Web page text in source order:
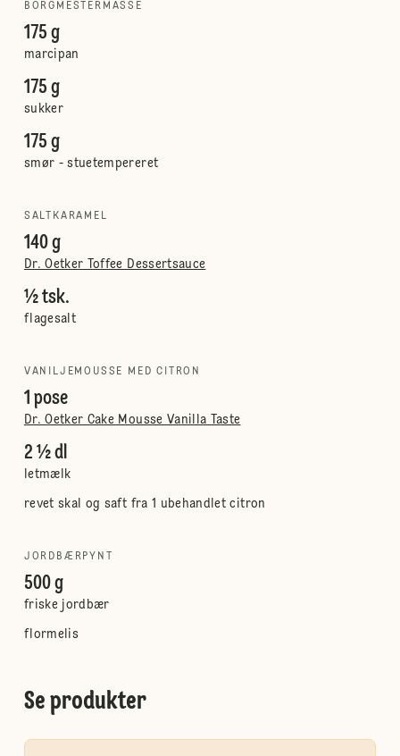
BORGMESTERMASSE
175 g
marcipan
175 g
sukker
175 g
smør - stuetempereret
SALTKARAMEL
140 g
Dr. Oetker Toffee Dessertsauce
½ tsk.
flagesalt
VANILJEMOUSSE MED CITRON
1 pose
Dr. Oetker Cake Mousse Vanilla Taste
2 ½ dl
letmælk
revet skal og saft fra 1 ubehandlet citron
JORDBÆRPYNT
500 g
friske jordbær
flormelis
Se produkter